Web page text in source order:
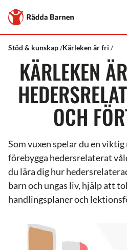
Till
Rädda
Barnens
Rädda
Stöd & kunskap Kärleken är fri
Kärleken
hedersrelaterat
KÄRLEKEN
OCH
Som vuxen spelar du en
förebygga hedersrelaterat
du lära dig hur
barn och ungas liv, hjälp att
handlingsplaner och